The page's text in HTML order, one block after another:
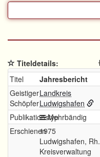
Titeldetails:
Titel
Jahresbericht
Geistiger
Schöpfer
Landkreis
Ludwigshafen
PublikationstypMehrbändig
Erschienen1975
Ludwigshafen, Rh.
Kreisverwaltung